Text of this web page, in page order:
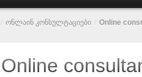
/ ონლაინ კონსულტაციები / Online
Online